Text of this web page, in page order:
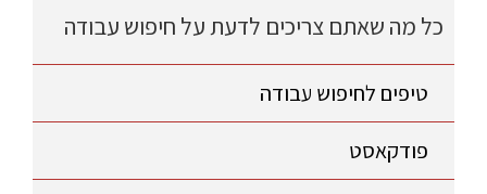
כל מה שאתם צריכים לדעת על חיפוש עבודה
טיפים לחיפוש עבודה
פודקאסט